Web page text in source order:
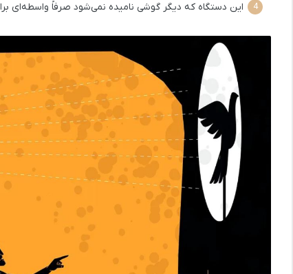
این دستگاه که دیگر گوشی نامیده نمی‌شود صرفاً واسطه‌ای